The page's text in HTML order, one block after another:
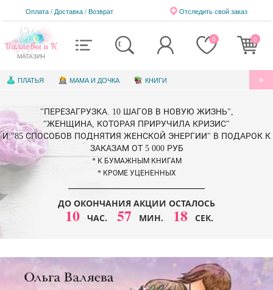
Валяевы и К
МАГАЗИН
Оплата / Доставка/Возврат Отследить свой заказ
0 0
ПЛАТЬЯ МАМА И ДОЧКА КНИГИ
КНИГИ ДЛЯ ДЕТЕЙ ЭЛЕКТРОННЫЕ КНИГИ
СЕРТИФИКАТЫ
"ПЕРЕЗАГРУЗКА. 10 ШАГОВ В НОВУЮ ЖИЗНЬ",
"ЖЕНЩИНА, КОТОРАЯ ПРИРУЧИЛА КРИЗИС"
И "85 СПОСОБОВ ПОДНЯТИЯ ЖЕНСКОЙ ЭНЕРГИИ" В ПОДАРОК К
ЗАКАЗАМ ОТ 5 000 РУБ
* К БУМАЖНЫМ КНИГАМ
* КРОМЕ УЦЕНЕННЫХ
ДО ОКОНЧАНИЯ АКЦИИ ОСТАЛОСЬ
10 ЧАС. 57 МИН. 16 СЕК.